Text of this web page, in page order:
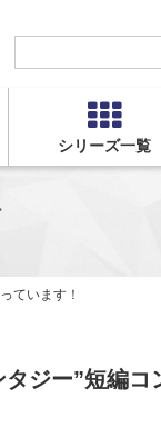
シリーズ一覧
ています！
ジー”短編コ